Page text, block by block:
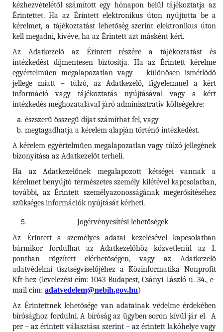
kézhezvételétől számított egy hónapon belül tájékoztatja az
Érintettet. Ha az Érintett elektronikus úton nyújtotta be a
kérelmet, a tájékoztatást lehetőség szerint elektronikus úton
kell megadni, kivéve, ha az Érintett azt másként kéri.
Az Adatkezelő az Érintett részére a tájékoztatást és
intézkedést díjmentesen biztosítja. Ha az Érintett kérelme
egyértelműen megalapozatlan vagy – különösen ismétlődő
jellege miatt – túlzó, az Adatkezelő, figyelemmel a kért
információ vagy tájékoztatás nyújtásával vagy a kért
intézkedés meghozatalával járó adminisztratív költségekre:
észszerű összegű díjat számíthat fel, vagy
megtagadhatja a kérelem alapján történő intézkedést.
A kérelem egyértelműen megalapozatlan vagy túlzó jellegének
bizonyítása az Adatkezelőt terheli.
Ha az Adatkezelőnek megalapozott kétségei vannak a
kérelmet benyújtó természetes személy kilétével kapcsolatban,
további, az Érintett személyazonosságának megerősítéséhez
szükséges információk nyújtását kérheti.
Jogérvényesítési lehetőségek
Az Érintett a személyes adatai kezelésével kapcsolatban
bármikor fordulhat az Adatkezelőhöz közvetlenül az 1.
pontban rögzített elérhetőségen, vagy az Adatkezelő
adatvédelmi tisztségviselőjéhez a Közinformatika Nonprofit
Kft-hez (levelezési cím: 1043 Budapest, Csányi László u. 34., e-
mail cím: adatvedelem@nebih.gov.hu)
Az Érintettnek lehetősége van adatainak védelme érdekében
bírósághoz fordulni. A bíróság az ügyben soron kívül jár el. A
per – az érintett választása szerint – az érintett lakóhelye vagy